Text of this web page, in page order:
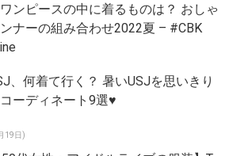
ンピースの中に着るものは？ おしゃ
ナーの組み合わせ2022夏 – #CBK
、何着て行く？ 暑いUSJを思いきり
ーディネート9選♥
19日)